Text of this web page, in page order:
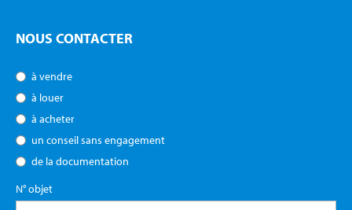
NOUS CONTACTER
à vendre
à louer
à acheter
un conseil sans engagement
de la documentation
N° objet